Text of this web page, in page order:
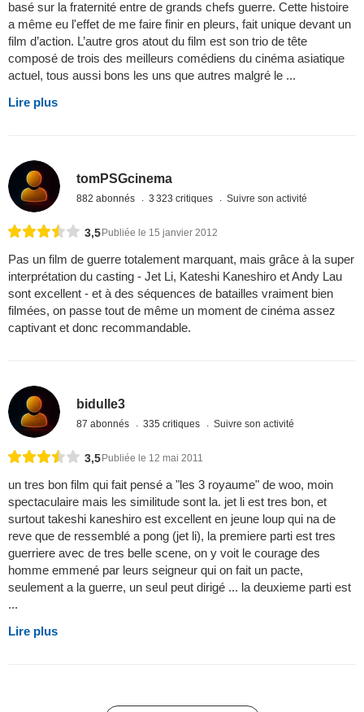
basé sur la fraternité entre de grands chefs guerre. Cette histoire
a même eu l'effet de me faire finir en pleurs, fait unique devant un
film d’action. L’autre gros atout du film est son trio de tête
composé de trois des meilleurs comédiens du cinéma asiatique
actuel, tous aussi bons les uns que autres malgré le ...
Lire plus
tomPSGcinema
882 abonnés 3 323 critiques Suivre son activité
3,5Publiée le 15 janvier 2012
Pas un film de guerre totalement marquant, mais grâce à la super
interprétation du casting - Jet Li, Kateshi Kaneshiro et Andy Lau
sont excellent - et à des séquences de batailles vraiment bien
filmées, on passe tout de même un moment de cinéma assez
captivant et donc recommandable.
bidulle3
87 abonnés 335 critiques Suivre son activité
3,5 Publiée le 12 mai 2011
un tres bon film qui fait pensé a "les 3 royaume" de woo, moin
spectaculaire mais les similitude sont la. jet li est tres bon, et
surtout takeshi kaneshiro est excellent en jeune loup qui na de
reve que de ressemblé a pong (jet li), la premiere parti est tres
guerriere avec de tres belle scene, on y voit le courage des
homme emmené par leurs seigneur qui on fait un pacte,
seulement a la guerre, un seul peut dirigé ... la deuxieme parti est
...
Lire plus